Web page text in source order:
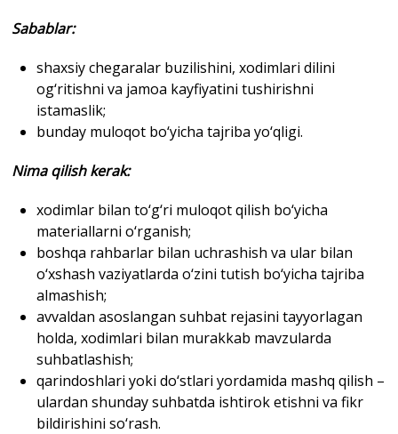
Sabablar:
shaxsiy chegaralar buzilishini, xodimlari dilini
og‘ritishni va jamoa kayfiyatini tushirishni
istamaslik;
bunday muloqot bo‘yicha tajriba yo‘qligi.
Nima qilish kerak:
xodimlar bilan to‘g‘ri muloqot qilish bo‘yicha
materiallarni o‘rganish;
boshqa rahbarlar bilan uchrashish va ular bilan
o‘xshash vaziyatlarda o‘zini tutish bo‘yicha tajriba
almashish;
avvaldan asoslangan suhbat rejasini tayyorlagan
holda, xodimlari bilan murakkab mavzularda
suhbatlashish;
qarindoshlari yoki do‘stlari yordamida mashq qilish –
ulardan shunday suhbatda ishtirok etishni va fikr
bildirishini so‘rash.